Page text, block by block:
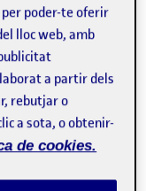
i
2
Lliurament Parcial 2
poder-te oferir
lloc web, amb
a partir dels
rebutjar o
a sota, o obtenir-
de cookies.